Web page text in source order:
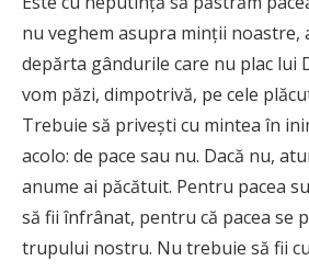
nu veghem asupra minţii noastre,
depărta gândurile care nu plac lui
vom păzi, dimpotrivă, pe cele
Trebuie să priveşti cu mintea în
acolo: de pace sau nu. Dacă nu,
anume ai păcătuit. Pentru pacea
să fii înfrânat, pentru că pacea se
trupului nostru. Nu trebuie să fii